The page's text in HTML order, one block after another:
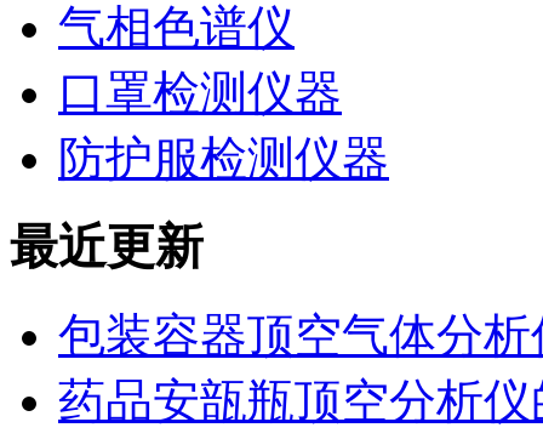
气相色谱仪
口罩检测仪器
防护服检测仪器
最近更新
包装容器顶空气体分
药品安瓿瓶顶空分析